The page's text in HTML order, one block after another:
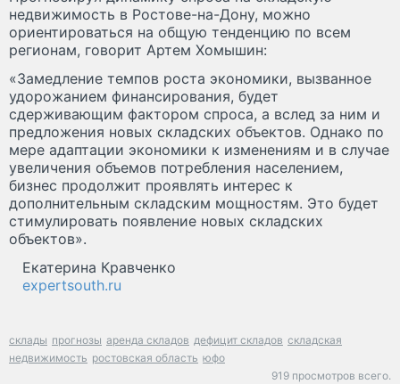
недвижимость в Ростове-на-Дону, можно
ориентироваться на общую тенденцию по всем
регионам, говорит Артем Хомышин:
«Замедление темпов роста экономики, вызванное
удорожанием финансирования, будет
сдерживающим фактором спроса, а вслед за ним и
предложения новых складских объектов. Однако по
мере адаптации экономики к изменениям и в случае
увеличения объемов потребления населением,
бизнес продолжит проявлять интерес к
дополнительным складским мощностям. Это будет
стимулировать появление новых складских
объектов».
Екатерина Кравченко
expertsouth.ru
склады прогнозы аренда складов дефицит складов складская
недвижимость ростовская область юфо
919 просмотров всего.